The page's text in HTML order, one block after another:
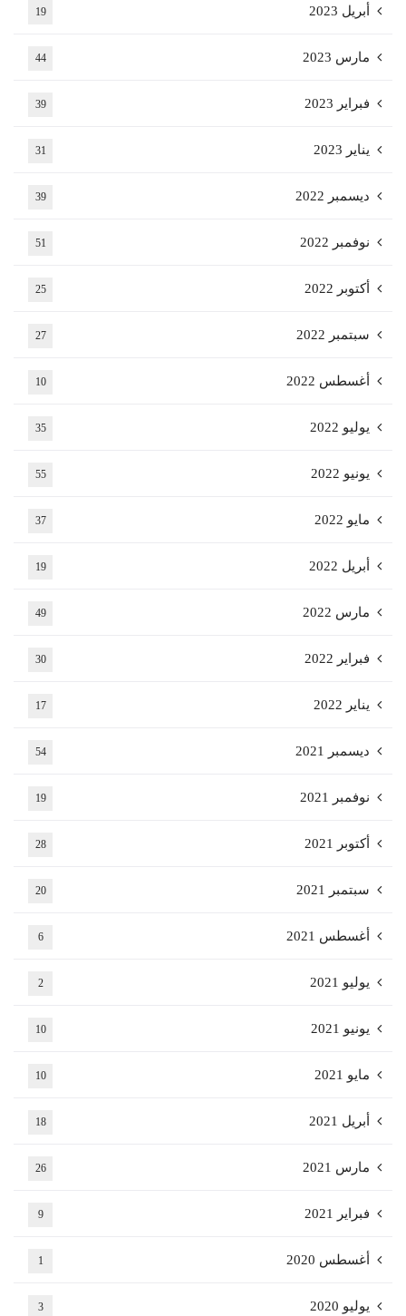
أبريل 2023 19
مارس 2023 44
فبراير 2023 39
يناير 2023 31
ديسمبر 2022 39
نوفمبر 2022 51
أكتوبر 2022 25
سبتمبر 2022 27
أغسطس 2022 10
يوليو 2022 35
يونيو 2022 55
مايو 2022 37
أبريل 2022 19
مارس 2022 49
فبراير 2022 30
يناير 2022 17
ديسمبر 2021 54
نوفمبر 2021 19
أكتوبر 2021 28
سبتمبر 2021 20
أغسطس 2021 6
يوليو 2021 2
يونيو 2021 10
مايو 2021 10
أبريل 2021 18
مارس 2021 26
فبراير 2021 9
أغسطس 2020 1
يوليو 2020 3